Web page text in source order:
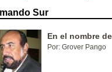
Sur
En el nombre
Por: Grover Pango